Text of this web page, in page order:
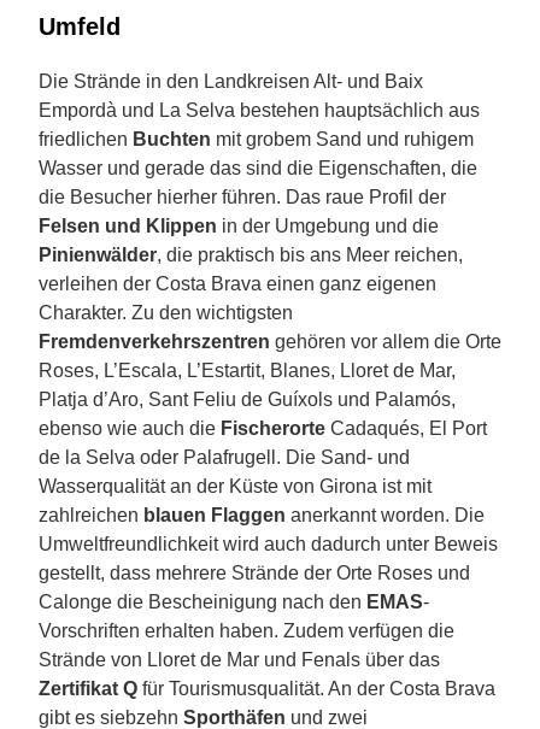
Umfeld
Die Strände in den Landkreisen Alt- und Baix
Empordà und La Selva bestehen hauptsächlich aus
friedlichen Buchten mit grobem Sand und ruhigem
Wasser und gerade das sind die Eigenschaften, die
die Besucher hierher führen. Das raue Profil der
Felsen und Klippen in der Umgebung und die
Pinienwälder, die praktisch bis ans Meer reichen,
verleihen der Costa Brava einen ganz eigenen
Charakter. Zu den wichtigsten
Fremdenverkehrszentren gehören vor allem die Orte
Roses, L’Escala, L’Estartit, Blanes, Lloret de Mar,
Platja d’Aro, Sant Feliu de Guíxols und Palamós,
ebenso wie auch die Fischerorte Cadaqués, El Port
de la Selva oder Palafrugell. Die Sand- und
Wasserqualität an der Küste von Girona ist mit
zahlreichen blauen Flaggen anerkannt worden. Die
Umweltfreundlichkeit wird auch dadurch unter Beweis
gestellt, dass mehrere Strände der Orte Roses und
Calonge die Bescheinigung nach den EMAS-
Vorschriften erhalten haben. Zudem verfügen die
Strände von Lloret de Mar und Fenals über das
Zertifikat Q für Tourismusqualität. An der Costa Brava
gibt es siebzehn Sporthäfen und zwei